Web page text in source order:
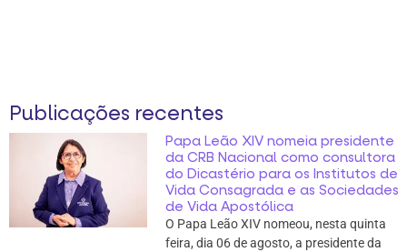
Publicações recentes
Papa Leão XIV nomeia presidente
da CRB Nacional como consultora
do Dicastério para os Institutos de
Vida Consagrada e as Sociedades
de Vida Apostólica
O Papa Leão XIV nomeou, nesta quinta
feira, dia 06 de agosto, a presidente da